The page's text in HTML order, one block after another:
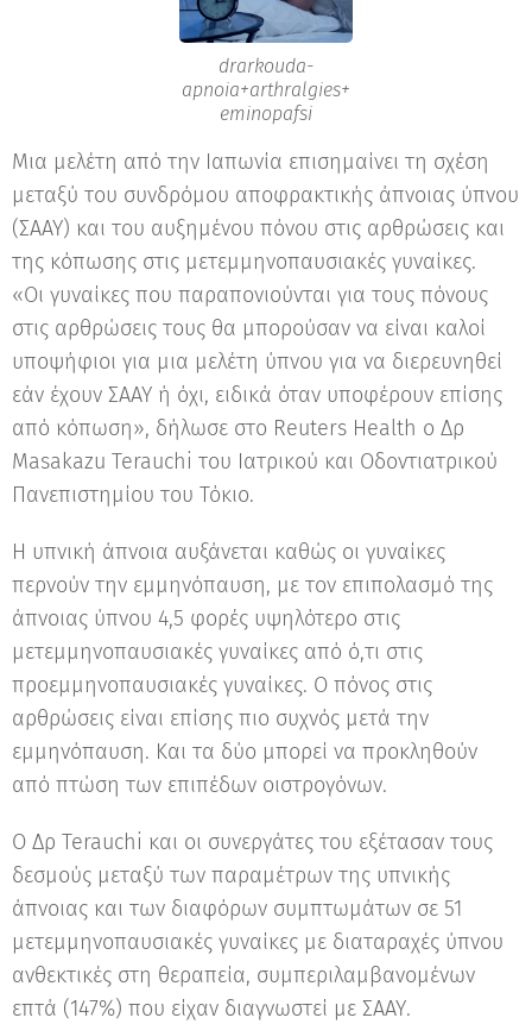
drarkouda-
apnoia+arthralgies+
eminopafsi
Μια μελέτη από την Ιαπωνία επισημαίνει τη σχέση
μεταξύ του συνδρόμου αποφρακτικής άπνοιας ύπνου
(ΣΑΑΥ) και του αυξημένου πόνου στις αρθρώσεις και
της κόπωσης στις μετεμμηνοπαυσιακές γυναίκες.
«Οι γυναίκες που παραπονιούνται για τους πόνους
στις αρθρώσεις τους θα μπορούσαν να είναι καλοί
υποψήφιοι για μια μελέτη ύπνου για να διερευνηθεί
εάν έχουν ΣΑΑΥ ή όχι, ειδικά όταν υποφέρουν επίσης
από κόπωση», δήλωσε στο Reuters Health ο Δρ
Masakazu Terauchi του Ιατρικού και Οδοντιατρικού
Πανεπιστημίου του Τόκιο.
Η υπνική άπνοια αυξάνεται καθώς οι γυναίκες
περνούν την εμμηνόπαυση, με τον επιπολασμό της
άπνοιας ύπνου 4,5 φορές υψηλότερο στις
μετεμμηνοπαυσιακές γυναίκες από ό,τι στις
προεμμηνοπαυσιακές γυναίκες. Ο πόνος στις
αρθρώσεις είναι επίσης πιο συχνός μετά την
εμμηνόπαυση. Και τα δύο μπορεί να προκληθούν
από πτώση των επιπέδων οιστρογόνων.
Ο Δρ Terauchi και οι συνεργάτες του εξέτασαν τους
δεσμούς μεταξύ των παραμέτρων της υπνικής
άπνοιας και των διαφόρων συμπτωμάτων σε 51
μετεμμηνοπαυσιακές γυναίκες με διαταραχές ύπνου
ανθεκτικές στη θεραπεία, συμπεριλαμβανομένων
επτά (147%) που είχαν διαγνωστεί με ΣΑΑΥ.